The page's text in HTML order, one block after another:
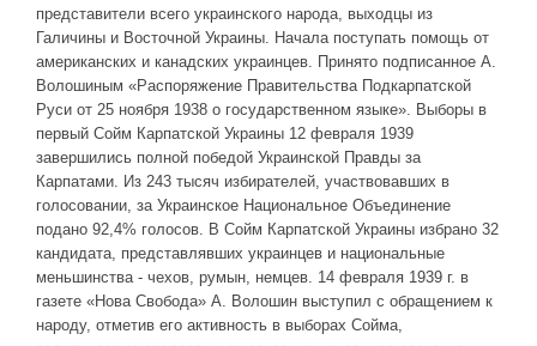
представители всего украинского народа, выходцы из
Галичины и Восточной Украины. Начала поступать помощь от
американских и канадских украинцев. Принято подписанное А.
Волошиным «Распоряжение Правительства Подкарпатской
Руси от 25 ноября 1938 о государственном языке». Выборы в
первый Сойм Карпатской Украины 12 февраля 1939
завершились полной победой Украинской Правды за
Карпатами. Из 243 тысяч избирателей, участвовавших в
голосовании, за Украинское Национальное Объединение
подано 92,4% голосов. В Сойм Карпатской Украины избрано 32
кандидата, представлявших украинцев и национальные
меньшинства - чехов, румын, немцев. 14 февраля 1939 г. в
газете «Нова Свобода» А. Волошин выступил с обращением к
народу, отметив его активность в выборах Сойма,